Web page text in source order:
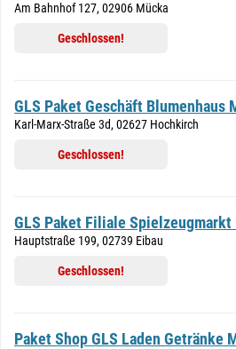
Am Bahnhof 127, 02906 Mücka
Geschlossen!
GLS Paket Geschäft Blumenhaus
Karl-Marx-Straße 3d, 02627 Hochkirch
Geschlossen!
GLS Paket Filiale Spielzeugmarkt
Hauptstraße 199, 02739 Eibau
Geschlossen!
Paket Shop GLS Laden Getränke